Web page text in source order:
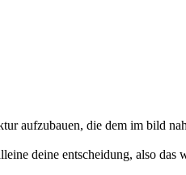
aufzubauen, die dem im bild
deine entscheidung, also das